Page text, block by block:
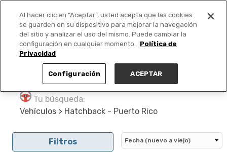
PUBLICA GRATIS +
Tu búsqueda:
Vehículos > Hatchback - Puerto Rico
Filtros
Al hacer clic en “Aceptar”, usted acepta que las cookies
se guarden en su dispositivo para mejorar la navegación
del sitio y analizar el uso del mismo. Puede cambiar la
configuración en cualquier momento.
Política de
Privacidad
Configuración ACEPTAR